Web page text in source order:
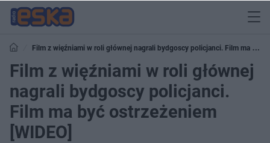
Film z więźniami w roli głównej nagrali bydgoscy policjanci. Film ma być
ostrzeżeniem [WIDEO]
Film z więźniami w roli głównej
nagrali bydgoscy policjanci.
Film ma być ostrzeżeniem
[WIDEO]